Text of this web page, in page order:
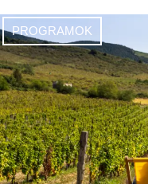
PROGRAMOK